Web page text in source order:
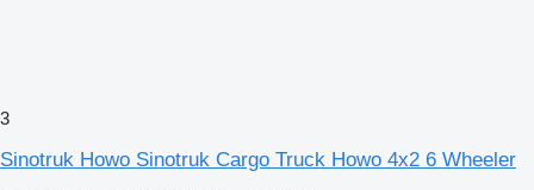
3
Sinotruk Howo Sinotruk Cargo Truck Howo 4x2 6 Wheeler